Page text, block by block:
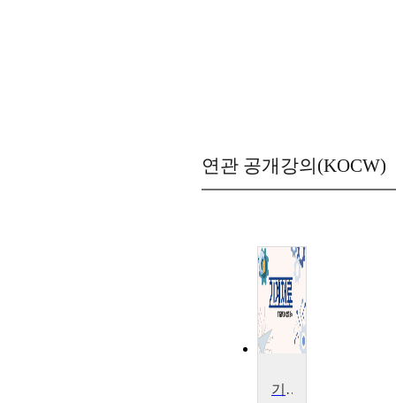
연관 공개강의(KOCW)
기계재료